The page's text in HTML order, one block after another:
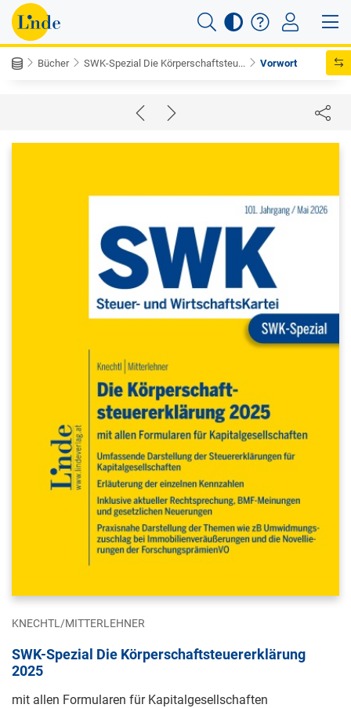
Bücher SWK-Spezial Die Körperschaftsteu... Vorwort
KNECHTL/MITTERLEHNER
SWK-Spezial Die Körperschaftsteuererklärung
2025
mit allen Formularen für Kapitalgesellschaften